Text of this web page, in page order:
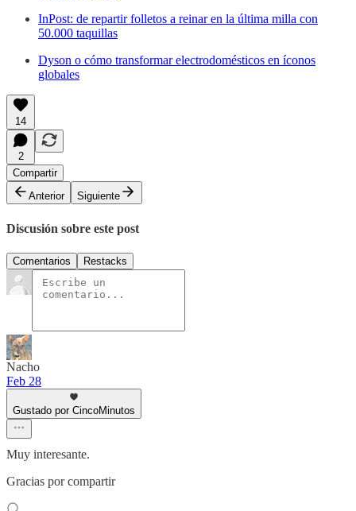
InPost: de repartir folletos a reinar en la última milla con
50.000 taquillas
Dyson o cómo transformar electrodomésticos en íconos
globales
14
2
Compartir
Anterior
Siguiente
Discusión sobre este post
Comentarios Restacks
Nacho
Feb 28
Gustado por CincoMinutos
Muy interesante.
Gracias por compartir